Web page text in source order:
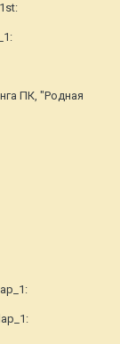
ПК, "Родная